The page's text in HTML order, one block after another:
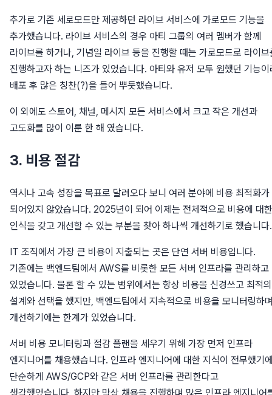
추가로 기존 세로모드만 제공하던 라이브 서비스에 가로모드 기능을
추가했습니다. 라이브 서비스의 경우 아티 그룹의 여러 멤버가 함께
라이브를 하거나, 기념일 라이브 등을 진행할 때는 가로모드로 라이브
진행하고자 하는 니즈가 있었습니다. 아티와 유저 모두 원했던 기능이
배포 후 많은 칭찬(?)을 들어 뿌듯했습니다.
이 외에도 스토어, 채널, 메시지 모든 서비스에서 크고 작은 개선과
고도화를 많이 이룬 한 해 였습니다.
3. 비용 절감
역시나 고속 성장을 목표로 달려오다 보니 여러 분야에 비용 최적화가
되어있지 않았습니다. 2025년이 되어 이제는 전체적으로 비용에 대한
인식을 갖고 개선할 수 있는 부분을 찾아 하나씩 개선하기로 했습니다.
IT 조직에서 가장 큰 비용이 지출되는 곳은 단연 서버 비용입니다.
기존에는 백엔드팀에서 AWS를 비롯한 모든 서버 인프라를 관리하고
있었습니다. 물론 할 수 있는 범위에서는 항상 비용을 신경쓰고 최적의
설계와 선택을 했지만, 백엔드팀에서 지속적으로 비용을 모니터링하
개선하기에는 한계가 있었습니다.
서버 비용 모니터링과 절감 플랜을 세우기 위해 가장 먼저 인프라
엔지니어를 채용했습니다. 인프라 엔지니어에 대한 지식이 전무했기
단순하게 AWS/GCP와 같은 서버 인프라를 관리한다고